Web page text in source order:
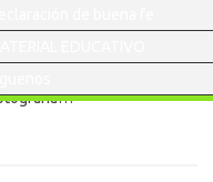
LISTA DE
aclaraciones y hay
el debate sobre el